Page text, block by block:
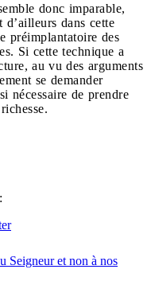
donc imparable,
d’ailleurs dans cette
préimplantatoire des
Si cette technique a
au vu des arguments
se demander
nécessaire de prendre
Seigneur et non à nos